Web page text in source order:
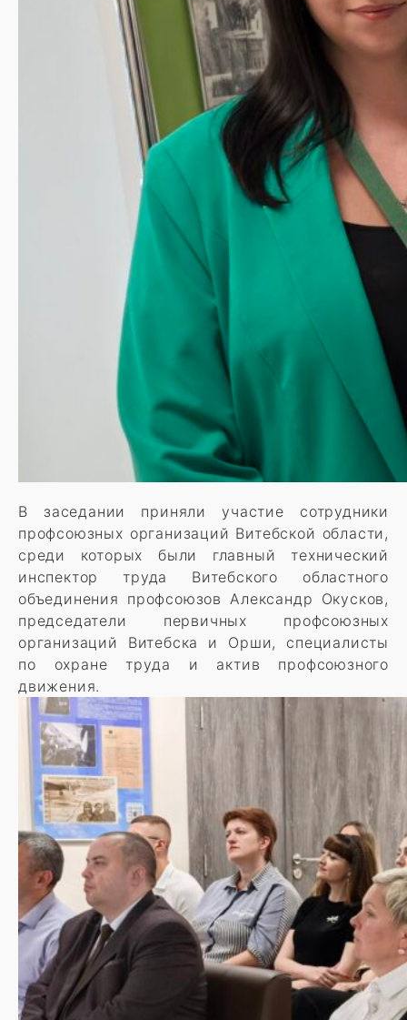
В заседании приняли участие сотрудники
профсоюзных организаций Витебской области,
среди которых были главный технический
инспектор труда Витебского областного
объединения профсоюзов Александр Окусков,
председатели первичных профсоюзных
организаций Витебска и Орши, специалисты
по охране труда и актив профсоюзного
движения.